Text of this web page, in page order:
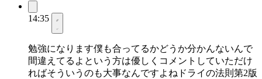
14:35
勉強になります僕も合ってるかどうか分かんないんで
間違えてるよという方は優しくコメントしていただけ
ればそういうのも大事なんですよねドライの法則第2版